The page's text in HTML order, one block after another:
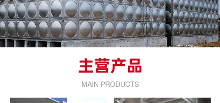
MAIN PRODUCTS